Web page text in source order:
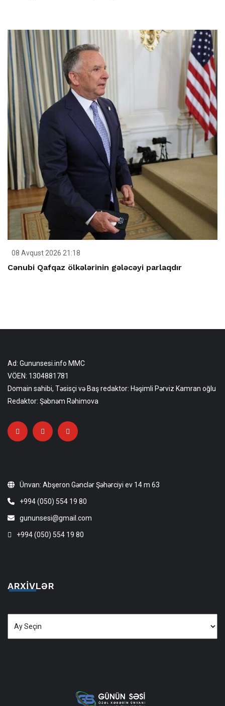
08 Avqust 2026 21:18
Cənubi Qafqaz ölkələrinin gələcəyi parlaqdır
Ad: Gununsesi.info MMC
VÖEN: 1304881781
Domain sahibi, Təsisçi və Baş redaktor: Həşimli Pərviz Kamran oğlu
Redaktor: Şəbnəm Rəhimova
Ünvan: Abşeron Gənclər Şəhərciyi ev 14 m 63
+994 (050) 554 19 80
gununsesi@gmail.com
+994 (050) 554 19 80
ARXIVLƏR
Arxivlər